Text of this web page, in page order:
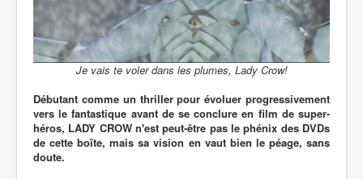
Je vais te voler dans les plumes, Lady Crow!
Débutant comme un thriller pour évoluer progressivement
vers le fantastique avant de se conclure en film de super-
héros, LADY CROW n'est peut-être pas le phénix des DVDs
de cette boîte, mais sa vision en vaut bien le péage, sans
doute.